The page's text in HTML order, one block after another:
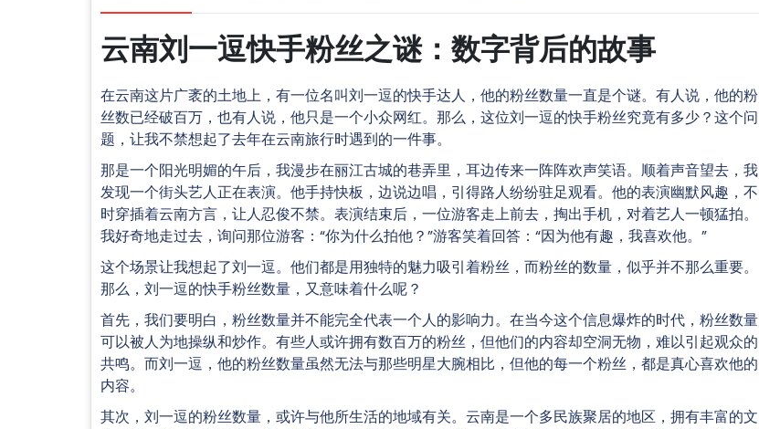
云南刘一逗快手粉丝之谜：数字背后的故事
在云南这片广袤的土地上，有一位名叫刘一逗的快手达人，他的粉丝数量一直是个谜。有人说，他的粉
丝数已经破百万，也有人说，他只是一个小众网红。那么，这位刘一逗的快手粉丝究竟有多少？这个问
题，让我不禁想起了去年在云南旅行时遇到的一件事。
那是一个阳光明媚的午后，我漫步在丽江古城的巷弄里，耳边传来一阵阵欢声笑语。顺着声音望去，我
发现一个街头艺人正在表演。他手持快板，边说边唱，引得路人纷纷驻足观看。他的表演幽默风趣，不
时穿插着云南方言，让人忍俊不禁。表演结束后，一位游客走上前去，掏出手机，对着艺人一顿猛拍。
我好奇地走过去，询问那位游客：“你为什么拍他？”游客笑着回答：“因为他有趣，我喜欢他。”
这个场景让我想起了刘一逗。他们都是用独特的魅力吸引着粉丝，而粉丝的数量，似乎并不那么重要。
那么，刘一逗的快手粉丝数量，又意味着什么呢？
首先，我们要明白，粉丝数量并不能完全代表一个人的影响力。在当今这个信息爆炸的时代，粉丝数量
可以被人为地操纵和炒作。有些人或许拥有数百万的粉丝，但他们的内容却空洞无物，难以引起观众的
共鸣。而刘一逗，他的粉丝数量虽然无法与那些明星大腕相比，但他的每一个粉丝，都是真心喜欢他的
内容。
其次，刘一逗的粉丝数量，或许与他所生活的地域有关。云南是一个多民族聚居的地区，拥有丰富的文